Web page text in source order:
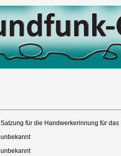
Satzung für die Handwerkerinnung für
unbekannt
unbekannt